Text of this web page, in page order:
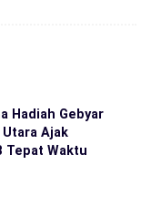
Hadiah Gebyar
Utara Ajak
Tepat Waktu